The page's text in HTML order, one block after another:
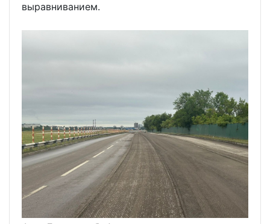
выравниванием.